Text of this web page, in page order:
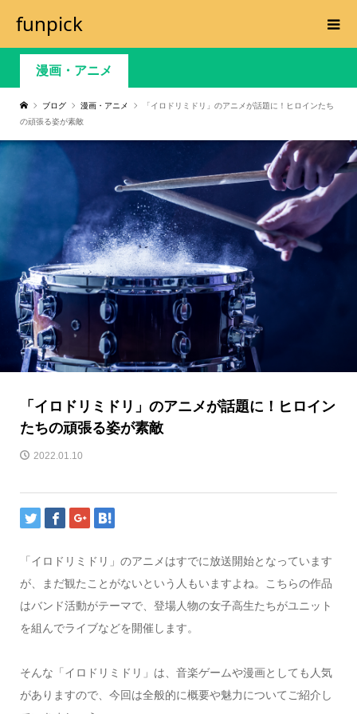
funpick
漫画・アニメ
ブログ 漫画・アニメ
「イロドリミドリ」のアニメが話題に！ヒロインたち
の頑張る姿が素敵
「イロドリミドリ」のアニメが話題に！ヒロイン
たちの頑張る姿が素敵
2022.01.10
「イロドリミドリ」のアニメはすでに放送開始となっています
が、まだ観たことがないという人もいますよね。こちらの作品
はバンド活動がテーマで、登場人物の女子高生たちがユニット
を組んでライブなどを開催します。
そんな「イロドリミドリ」は、音楽ゲームや漫画としても人気
がありますので、今回は全般的に概要や魅力についてご紹介し